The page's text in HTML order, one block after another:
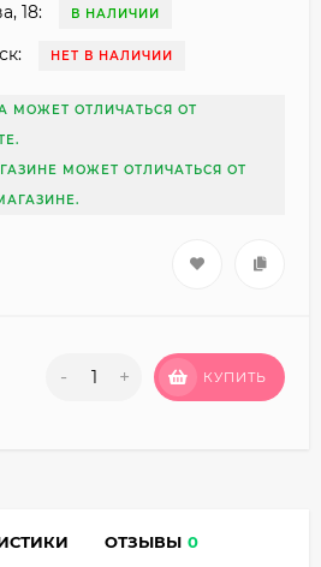
18: В НАЛИЧИИ
НЕТ В НАЛИЧИИ
МОЖЕТ ОТЛИЧАТЬСЯ ОТ
МОЖЕТ ОТЛИЧАТЬСЯ ОТ
- + КУПИТЬ
ОТЗЫВЫ 0